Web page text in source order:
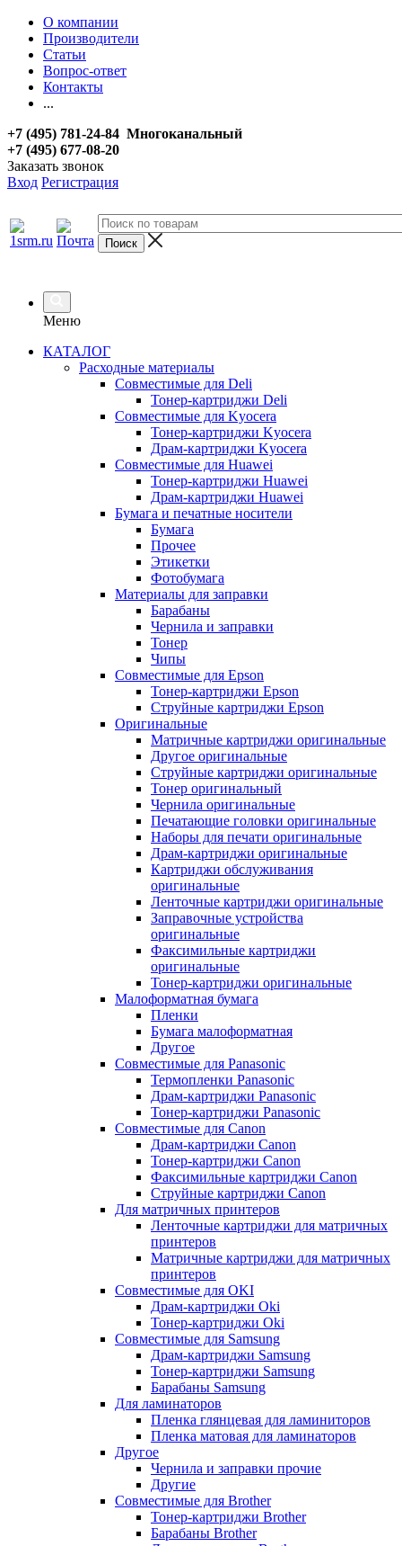
О компании
Производители
Статьи
Вопрос-ответ
Контакты
...
+7 (495) 781-24-84 Многоканальный
+7 (495) 677-08-20
Заказать звонок
Вход Регистрация
Меню
КАТАЛОГ
Расходные материалы
Совместимые для Deli
Тонер-картриджи Deli
Совместимые для Kyocera
Тонер-картриджи Kyocera
Драм-картриджи Kyocera
Совместимые для Huawei
Тонер-картриджи Huawei
Драм-картриджи Huawei
Бумага и печатные носители
Бумага
Прочее
Этикетки
Фотобумага
Материалы для заправки
Барабаны
Чернила и заправки
Тонер
Чипы
Совместимые для Epson
Тонер-картриджи Epson
Струйные картриджи Epson
Оригинальные
Матричные картриджи оригинальные
Другое оригинальные
Струйные картриджи оригинальные
Тонер оригинальный
Чернила оригинальные
Печатающие головки оригинальные
Наборы для печати оригинальные
Драм-картриджи оригинальные
Картриджи обслуживания
оригинальные
Ленточные картриджи оригинальные
Заправочные устройства
оригинальные
Факсимильные картриджи
оригинальные
Тонер-картриджи оригинальные
Малоформатная бумага
Пленки
Бумага малоформатная
Другое
Совместимые для Panasonic
Термопленки Panasonic
Драм-картриджи Panasonic
Тонер-картриджи Panasonic
Совместимые для Canon
Драм-картриджи Canon
Тонер-картриджи Canon
Факсимильные картриджи Canon
Струйные картриджи Canon
Для матричных принтеров
Ленточные картриджи для матричных
принтеров
Матричные картриджи для матричных
принтеров
Совместимые для OKI
Драм-картриджи Oki
Тонер-картриджи Oki
Совместимые для Samsung
Драм-картриджи Samsung
Тонер-картриджи Samsung
Барабаны Samsung
Для ламинаторов
Пленка глянцевая для ламиниторов
Пленка матовая для ламинаторов
Другое
Чернила и заправки прочие
Другие
Совместимые для Brother
Тонер-картриджи Brother
Барабаны Brother